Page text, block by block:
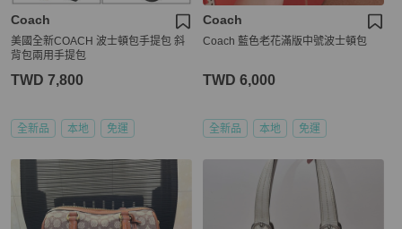
Coach
美國全新COACH 波士頓包手提包 斜
背包兩用手提包
TWD 7,800
全新品 本地 免運
Coach
Coach 藍色老花滿版中號波士頓包
TWD 6,000
全新品 本地 免運